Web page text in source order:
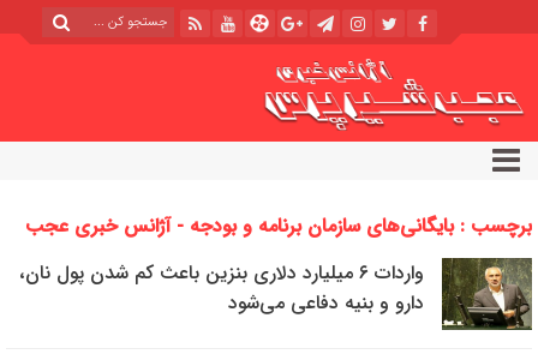
برچسب : بایگانی‌های سازمان برنامه و بودجه - آژانس خبری عجب
شیر پرس
واردات ۶ میلیارد دلاری بنزین باعث کم شدن پول نان،
دارو و بنیه دفاعی می‌شود